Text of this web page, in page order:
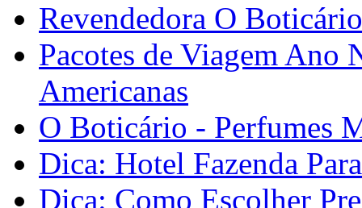
Revendedora O
Pacotes de Viagem
Americanas
O Boticário - Perfumes
Dica: Hotel Fazenda
Dica: Como Escolher